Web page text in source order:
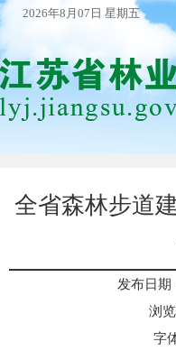
2026年8月07日 星期五
全省森林步道
发布日期
浏
字